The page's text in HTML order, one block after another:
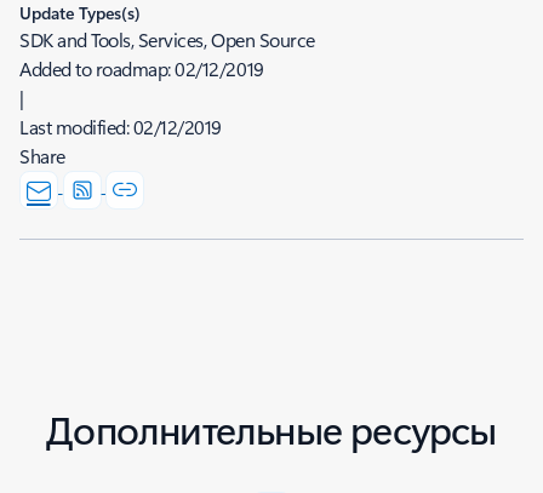
Update Types(s)
SDK and Tools, Services, Open Source
Added to roadmap:02/12/2019
|
Last modified:02/12/2019
Share
Дополнительные ресурсы